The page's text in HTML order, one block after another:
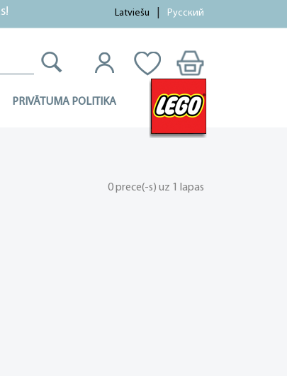
Latviešu Русский
PRIVĀTUMA POLITIKA
0 prece(-s) uz 1 lapas